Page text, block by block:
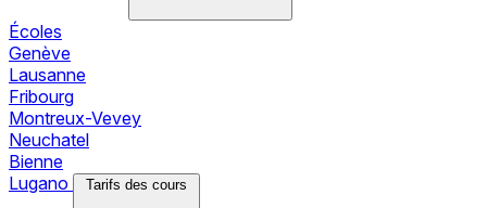
Écoles
Genève
Lausanne
Fribourg
Montreux-Vevey
Neuchatel
Bienne
Lugano
Tarifs des cours